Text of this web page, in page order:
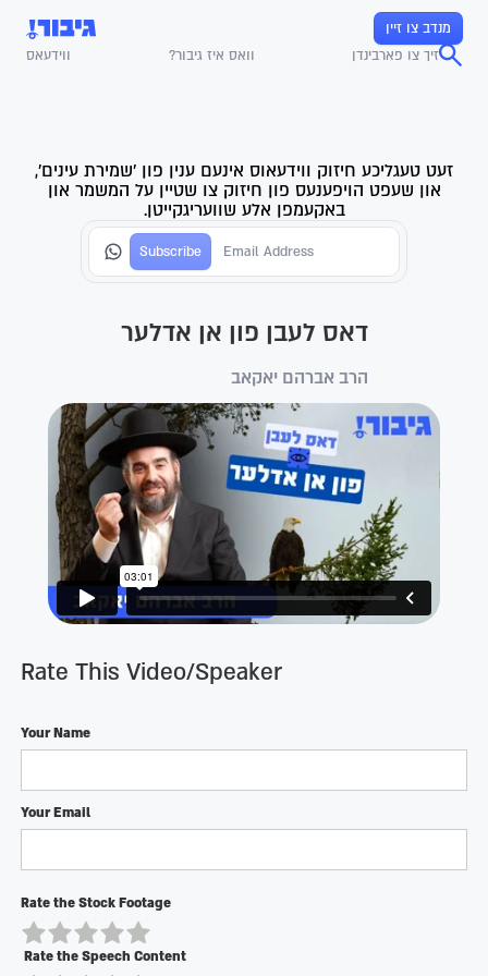
מנדב צו זיין
זיך צו פארבינדן
וואס איז גיבור? ווידעאס
זעט טעגליכע חיזוק ווידעאוס אינעם ענין פון 'שמירת עינים',
און שעפט הויפענעס פון חיזוק צו שטיין על המשמר און
באקעמפן אלע שוועריגקייטן.
דאס לעבן פון אן אדלער
הרב אברהם יאקאב
Rate This Video/Speaker
Your Name
Your Email
Rate the Stock Footage
Rate the Speech Content